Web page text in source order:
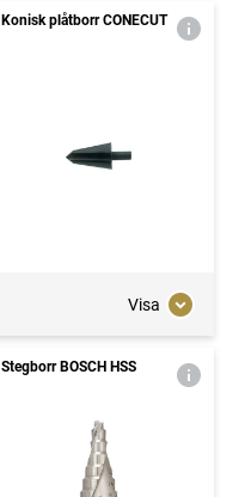
Konisk plåtborr CONECUT
Visa
Stegborr BOSCH HSS